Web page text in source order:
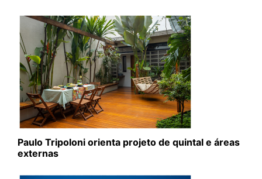
Paulo Tripoloni orienta projeto de quintal e áreas
externas